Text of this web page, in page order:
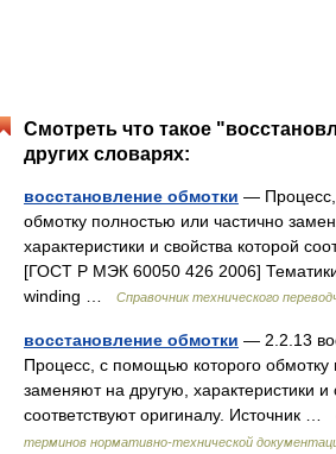
Смотреть что такое
других словарях:
восстановление обмотки —
обмотку полностью или частично
характеристики и свойства которой
[ГОСТ Р МЭК 60050 426 2006]
winding …
Справочник технического
восстановление обмотки — 2.2.13
Процесс, с помощью которого обмотку
заменяют на другую, характеристики и
соответствуют оригиналу. Источник …
терминов нормативно-технической